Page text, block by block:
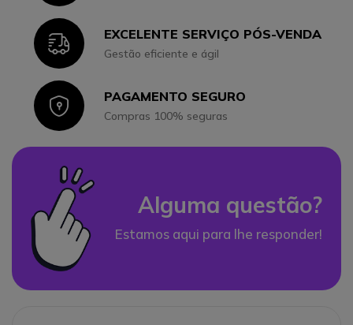
IconEXCELENTE SERVIÇO PÓS-VENDA
Gestão eficiente e ágil
IconPAGAMENTO SEGURO
Compras 100% seguras
Alguma questão?
Estamos aqui para lhe responder!